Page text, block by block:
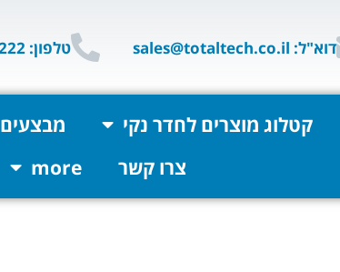
דוא"ל: sales@totaltech.co.il טלפון: 073-7282222
קטלוג מוצרים לחדר נקי מבצעים
צרו קשר
more